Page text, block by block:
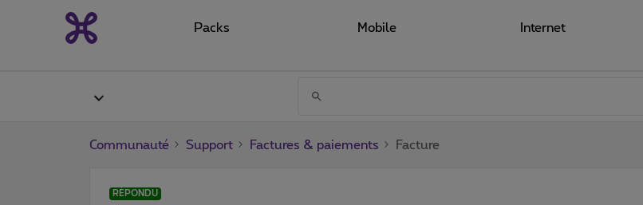
Packs Mobile Internet
Communauté Support Factures & paiements Facture
RÉPONDU